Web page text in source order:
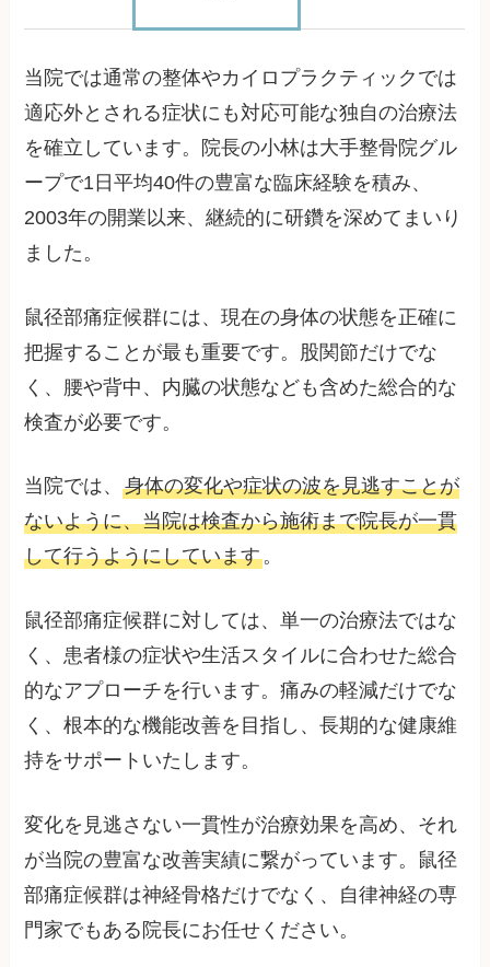
当院では通常の整体やカイロプラクティックでは
適応外とされる症状にも対応可能な独自の治療法
を確立しています。院長の小林は大手整骨院グル
ープで1日平均40件の豊富な臨床経験を積み、
2003年の開業以来、継続的に研鑽を深めてまいり
ました。
鼠径部痛症候群には、現在の身体の状態を正確に
把握することが最も重要です。股関節だけでな
く、腰や背中、内臓の状態なども含めた総合的な
検査が必要です。
当院では、身体の変化や症状の波を見逃すことが
ないように、当院は検査から施術まで院長が一貫
して行うようにしています。
鼠径部痛症候群に対しては、単一の治療法ではな
く、患者様の症状や生活スタイルに合わせた総合
的なアプローチを行います。痛みの軽減だけでな
く、根本的な機能改善を目指し、長期的な健康維
持をサポートいたします。
変化を見逃さない一貫性が治療効果を高め、それ
が当院の豊富な改善実績に繋がっています。鼠径
部痛症候群は神経骨格だけでなく、自律神経の専
門家でもある院長にお任せください。